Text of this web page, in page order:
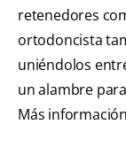
retenedores
ortodoncista
uniéndolos
un alambre
Más